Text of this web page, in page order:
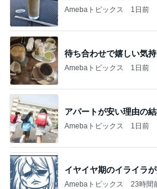
Amebaトピックス 1日前
待ち合わせで嬉しい気
Amebaトピックス 1日前
アパートが安い理由の
Amebaトピックス 1日前
イヤイヤ期のイライラ
Amebaトピックス 23時間